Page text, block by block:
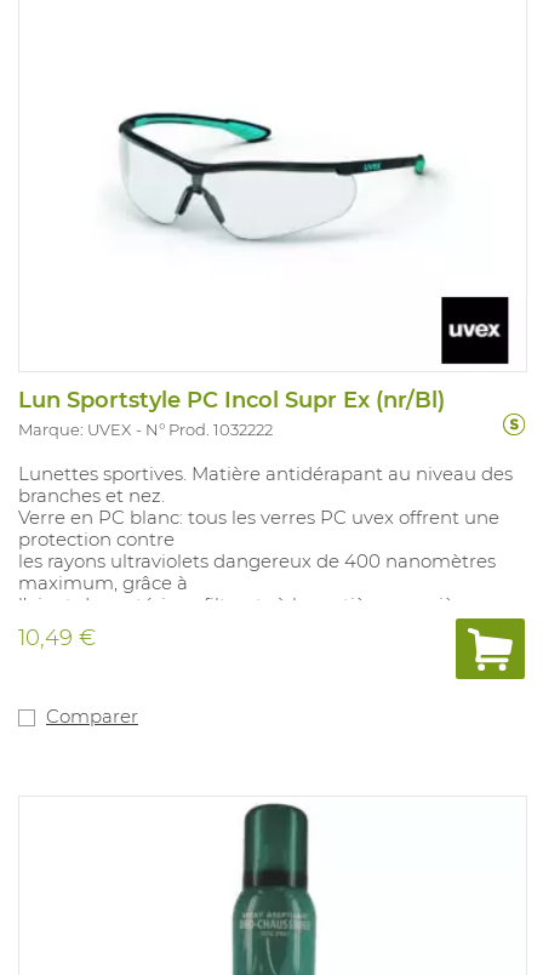
Lun Sportstyle PC Incol Supr Ex (nr/Bl)
Marque: UVEX N° Prod. 1032222
Lunettes sportives. Matière antidérapant au niveau des
branches et nez.
Verre en PC blanc: tous les verres PC uvex offrent une
protection contre
les rayons ultraviolets dangereux de 400 nanomètres
maximum, grâce à
l’ajout de matériaux filtrants à la matière première
(polycarbonate).
Revêtement Supravision, anti-vapeur. Monture :
Carbon Footprint) = 0,18kg CO². Conforme à la norme:
10,49 €
Comparer